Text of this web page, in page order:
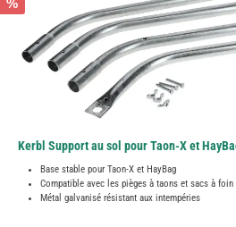
%
Kerbl Support au sol pour Taon-X et
Base stable pour Taon-X et HayBag
Compatible avec les pièges à taons et sacs à foin
Métal galvanisé résistant aux intempéries